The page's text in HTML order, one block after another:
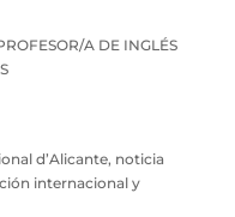
A DE INGLÉS
d’Alicante, noticia
internacional y